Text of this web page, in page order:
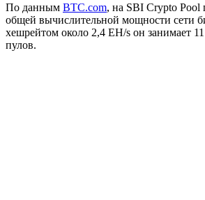
По данным BTC.com, на SBI Crypto Pool
общей вычислительной мощности сети
хешрейтом около 2,4 EH/s он занимает
пулов.